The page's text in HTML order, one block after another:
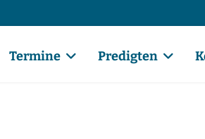
Termine Predigten